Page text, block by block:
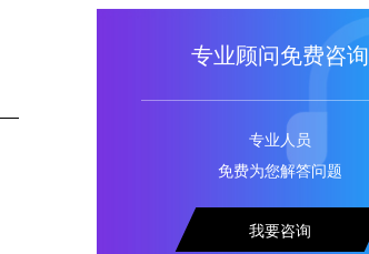
专业顾问免费咨询
专业人员
免费为您解答问题
我要咨询